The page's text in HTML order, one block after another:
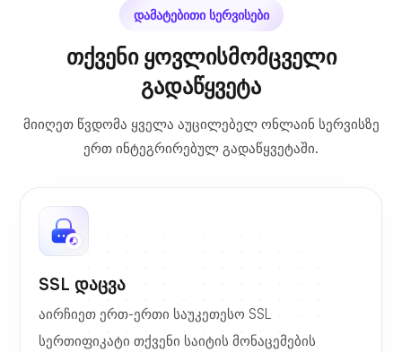
დამატებითი სერვისები
თქვენი ყოვლისმომცველი
გადაწყვეტა
მიიღეთ წვდომა ყველა აუცილებელ ონლაინ სერვისზე
ერთ ინტეგრირებულ გადაწყვეტაში.
SSL დაცვა
აირჩიეთ ერთ-ერთი საუკეთესო SSL
სერთიფიკატი თქვენი საიტის მონაცემების